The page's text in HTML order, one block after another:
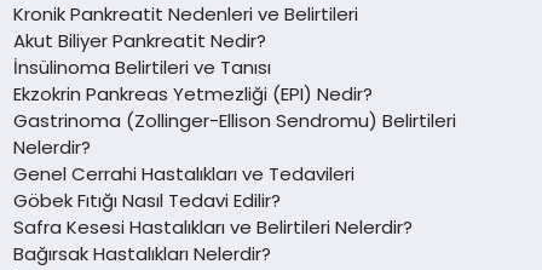
Kronik Pankreatit Nedenleri ve Belirtileri
Akut Biliyer Pankreatit Nedir?
İnsülinoma Belirtileri ve Tanısı
Ekzokrin Pankreas Yetmezliği (EPI) Nedir?
Gastrinoma (Zollinger-Ellison Sendromu) Belirtileri
Nelerdir?
Genel Cerrahi Hastalıkları ve Tedavileri
Göbek Fıtığı Nasıl Tedavi Edilir?
Safra Kesesi Hastalıkları ve Belirtileri Nelerdir?
Bağırsak Hastalıkları Nelerdir?